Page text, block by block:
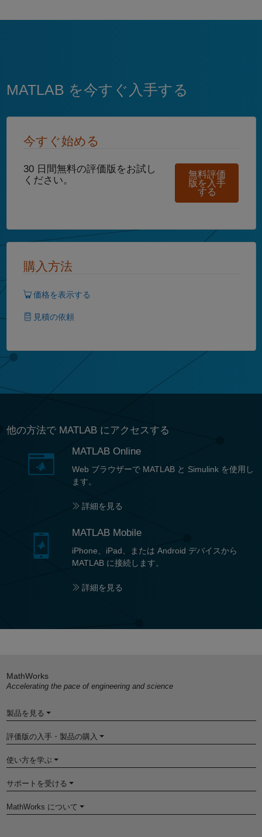
MATLAB を今すぐ入手する
今すぐ始める
30 日間無料の評価版をお試し
ください。
無料評価
版を入手
する
購入方法
価格を表示する
見積の依頼
他の方法で MATLAB にアクセスする
MATLAB Online
Web ブラウザーで MATLAB と Simulink を使用し
ます。
詳細を見る
MATLAB Mobile
iPhone、iPad、または Android デバイスから
MATLAB に接続します。
詳細を見る
MathWorks
Accelerating the pace of engineering and science
製品を見る
評価版の入手・製品の購入
使い方を学ぶ
サポートを受ける
MathWorks について